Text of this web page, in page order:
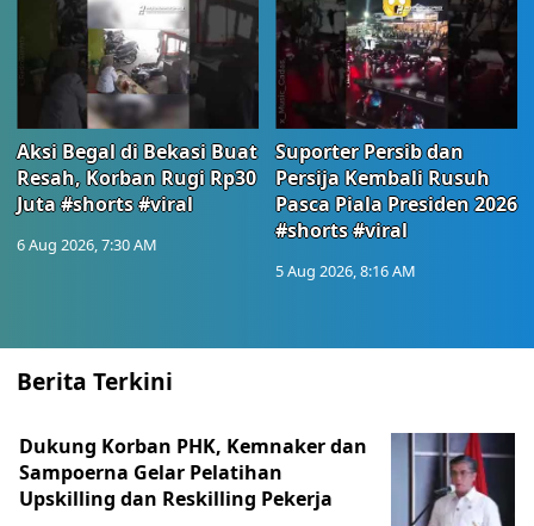
Aksi Begal di Bekasi Buat
Resah, Korban Rugi Rp30
Juta #shorts #viral
6 Aug 2026, 7:30 AM
Suporter Persib dan
Persija Kembali Rusuh
Pasca Piala Presiden 2026
#shorts #viral
5 Aug 2026, 8:16 AM
Berita Terkini
Dukung Korban PHK, Kemnaker dan
Sampoerna Gelar Pelatihan
Upskilling dan Reskilling Pekerja